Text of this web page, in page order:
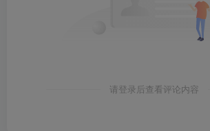
请登录后查看评论内容